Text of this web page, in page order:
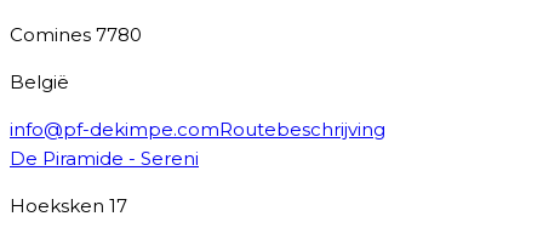
Comines 7780
België
info@pf-dekimpe.comRoutebeschrijving
De Piramide - Sereni
Hoeksken 17